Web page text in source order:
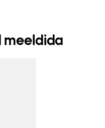
meeldida